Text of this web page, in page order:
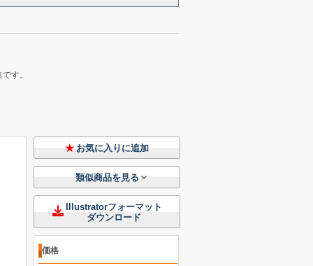
す。
お気に入りに追加
類似商品を見る
Illustratorフォーマット
ダウンロード
価格